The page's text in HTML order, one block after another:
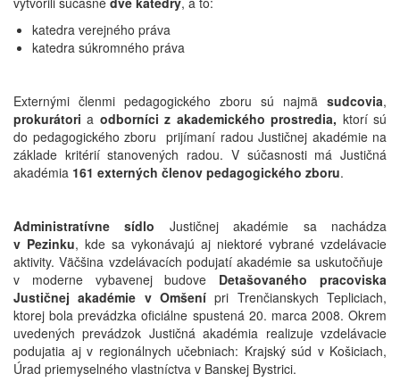
katedra verejného práva
katedra súkromného práva
Externými členmi pedagogického zboru sú najmä sudcovia,
prokurátori a odborníci z akademického prostredia, ktorí sú
do pedagogického zboru prijímaní radou Justičnej akadémie na
základe kritérií stanovených radou. V súčasnosti má Justičná
akadémia 161 externých členov pedagogického zboru.
Administratívne sídlo Justičnej akadémie sa nachádza
v Pezinku, kde sa vykonávajú aj niektoré vybrané vzdelávacie
aktivity. Väčšina vzdelávacích podujatí akadémie sa uskutočňuje
v moderne vybavenej budove Detašovaného pracoviska
Justičnej akadémie v Omšení pri Trenčianskych Tepliciach,
ktorej bola prevádzka oficiálne spustená 20. marca 2008. Okrem
uvedených prevádzok Justičná akadémia realizuje vzdelávacie
podujatia aj v regionálnych učebniach: Krajský súd v Košiciach,
Úrad priemyselného vlastníctva v Banskej Bystrici.